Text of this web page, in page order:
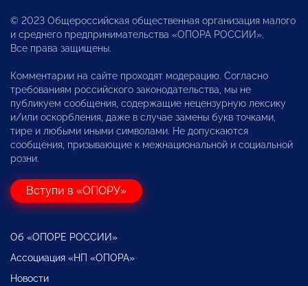
© 2023 Общероссийская общественная организация малого
и среднего предпринимательства «ОПОРА РОССИИ».
Все права защищены.
Комментарии на сайте проходят модерацию. Согласно
требованиям российского законодательства, мы не
публикуем сообщения, содержащие нецензурную лексику
и/или оскорбления, даже в случае замены букв точками,
тире и любыми иными символами. Не допускаются
сообщения, призывающие к межнациональной и социальной
розни.
Вступи в «ОПОРУ»
Об «ОПОРЕ РОССИИ»
Ассоциация «НП «ОПОРА»
Новости